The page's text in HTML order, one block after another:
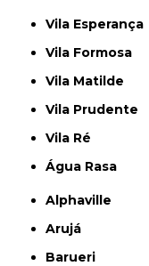
Vila Esperança
Vila Formosa
Vila Matilde
Vila Prudente
Vila Ré
Água Rasa
Alphaville
Arujá
Barueri